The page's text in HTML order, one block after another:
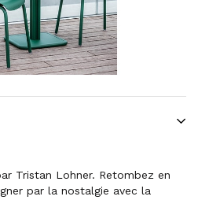
Tristan Lohner. Retombez en
par la nostalgie avec la